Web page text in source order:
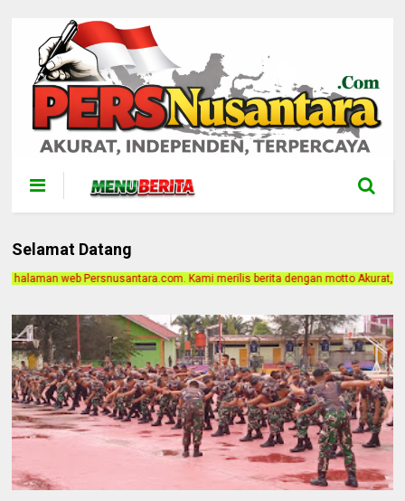
Selamat Datang
Kami merilis berita dengan motto Akurat, Independen, Terpercaya.